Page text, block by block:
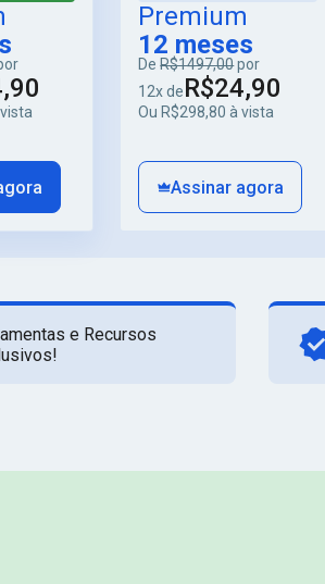
Premium
12 meses
DeR$1497,00por
12x deR$24,90
Ou R$298,80 à vista
Assinar agora
e Recursos